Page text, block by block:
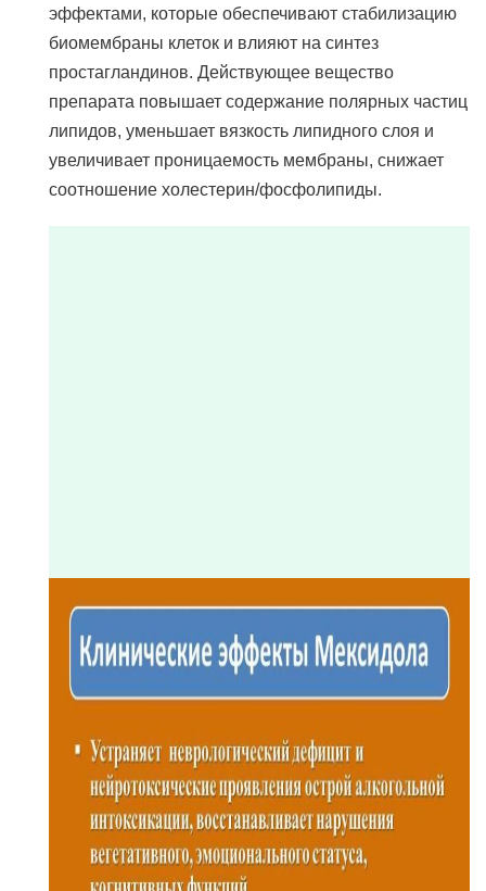
эффектами, которые обеспечивают стабилизацию
биомембраны клеток и влияют на синтез
простагландинов. Действующее вещество
препарата повышает содержание полярных частиц
липидов, уменьшает вязкость липидного слоя и
увеличивает проницаемость мембраны, снижает
соотношение холестерин/фосфолипиды.